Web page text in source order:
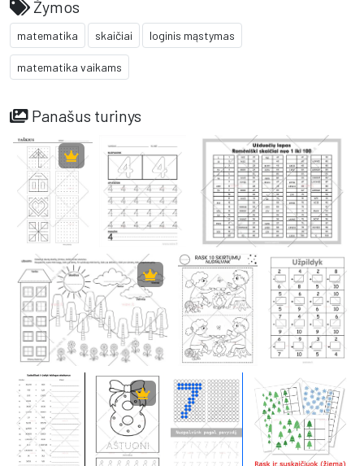
Žymos
matematika skaičiai loginis mąstymas
matematika vaikams
Panašus turinys